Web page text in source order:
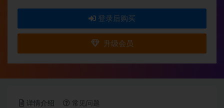
登录后购买
升级会员
详情介绍 常见问题